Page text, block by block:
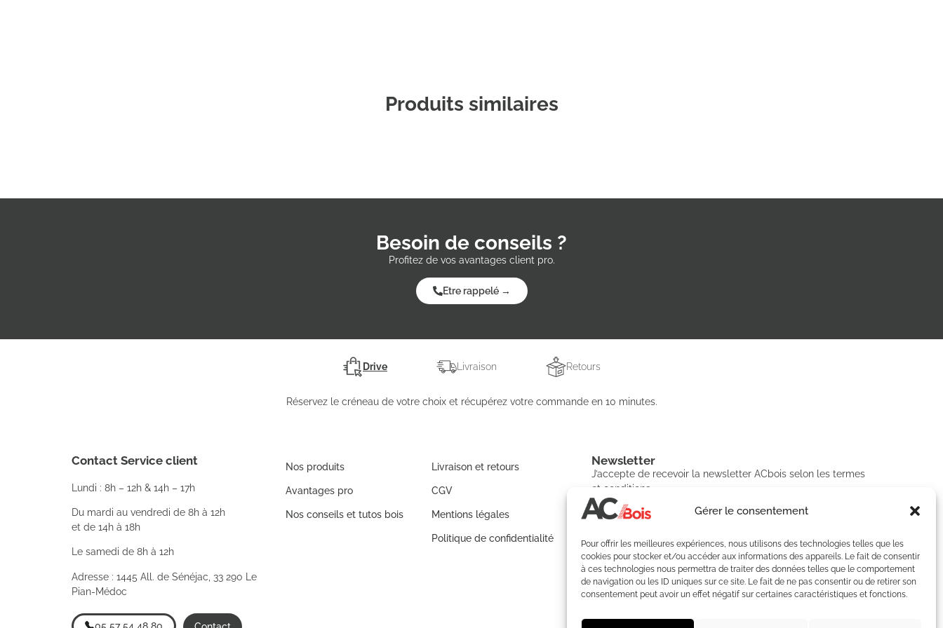
Gérer le consentement
Pour offrir les meilleures expériences, nous utilisons des technologies telles que les
cookies pour stocker et/ou accéder aux informations des appareils. Le fait de consentir
à ces technologies nous permettra de traiter des données telles que le comportement
de navigation ou les ID uniques sur ce site. Le fait de ne pas consentir ou de retirer son
consentement peut avoir un effet négatif sur certaines caractéristiques et fonctions.
Produits similaires
Besoin de conseils ?
Profitez de vos avantages client pro.
Etre rappelé →
Drive Livraison Retours
Réservez le créneau de votre choix et récupérez votre commande en 10 minutes.
Contact Service client
Lundi : 8h – 12h & 14h – 17h
Du mardi au vendredi de 8h à 12h
et de 14h à 18h
Le samedi de 8h à 12h
Adresse : 1445 All. de Sénéjac, 33 290 Le
Pian-Médoc
05 57 54 48 80
Nos produits
Avantages pro
Nos conseils et tutos bois
Livraison et retours
CGV
Mentions légales
Politique de confidentialité
Newsletter​
J’accepte de recevoir la newsletter ACbois selon les termes
et conditions.
S'INSCRIRE